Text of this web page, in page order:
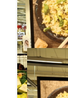
Valiokin